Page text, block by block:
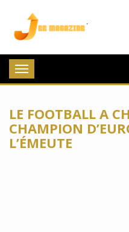
Toggle
navigation
LE FOOTBALL A
CHAMPION
L’ÉMEUTE